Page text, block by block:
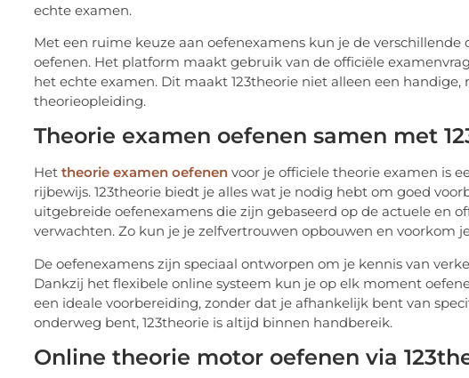
echte examen.
Met een ruime keuze aan oefenexamens kun je de
oefenen. Het platform maakt gebruik van de officiële
het echte examen. Dit maakt 123theorie niet alleen een
theorieopleiding.
Theorie examen oefenen samen met
Het theorie examen oefenen voor je officiele theorie examen is
rijbewijs. 123theorie biedt je alles wat je nodig hebt om goed
uitgebreide oefenexamens die zijn gebaseerd op de actuele en
verwachten. Zo kun je je zelfvertrouwen opbouwen en voorkom
De oefenexamens zijn speciaal ontworpen om je kennis van
Dankzij het flexibele online systeem kun je op elk moment
een ideale voorbereiding, zonder dat je afhankelijk bent van
onderweg bent, 123theorie is altijd binnen handbereik.
Online theorie motor oefenen via